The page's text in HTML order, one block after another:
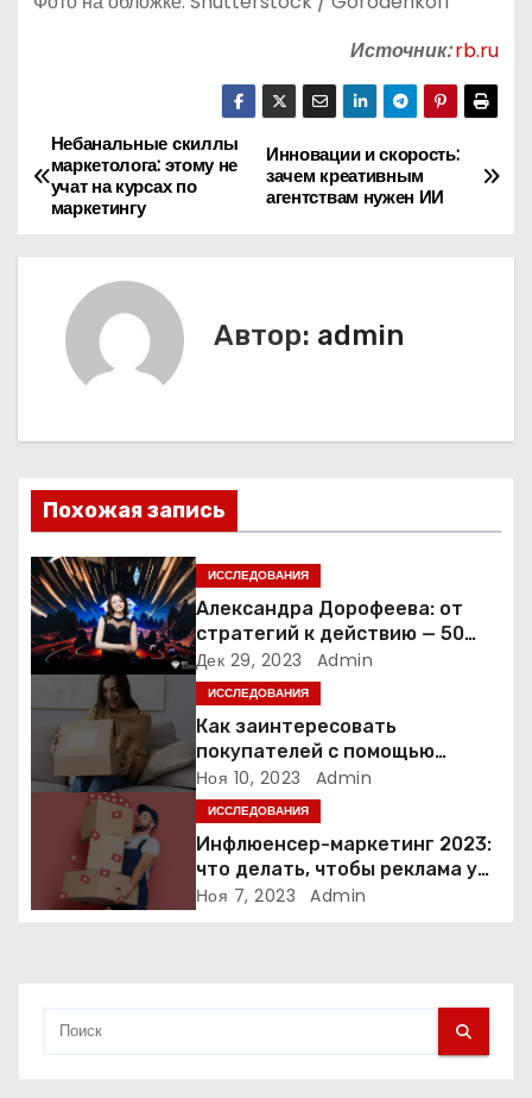
Источник: rb.ru
Н
а
в
и
я
п
о
з
а
п
с
Инновации и скорость:
зачем креативным
агентствам нужен ИИ
Небанальные скиллы
маркетолога: этому не
учат на курсах по
маркетингу
Автор: admin
Похожая запись
ИССЛЕДОВАНИЯ
Александра Дорофеева: от
стратегий к действию — 50
точек роста онлайн-школы
Дек 29, 2023 Admin
ИССЛЕДОВАНИЯ
Как заинтересовать
покупателей с помощью
неопределенности: 3 способа
Ноя 10, 2023 Admin
ИССЛЕДОВАНИЯ
Инфлюенсер-маркетинг 2023:
что делать, чтобы реклама у
блогеров работала?
Ноя 7, 2023 Admin